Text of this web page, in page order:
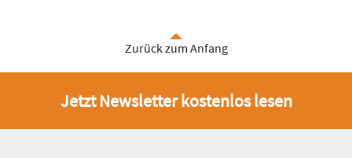
Zurück zum Anfang
Jetzt Newsletter kostenlos lesen